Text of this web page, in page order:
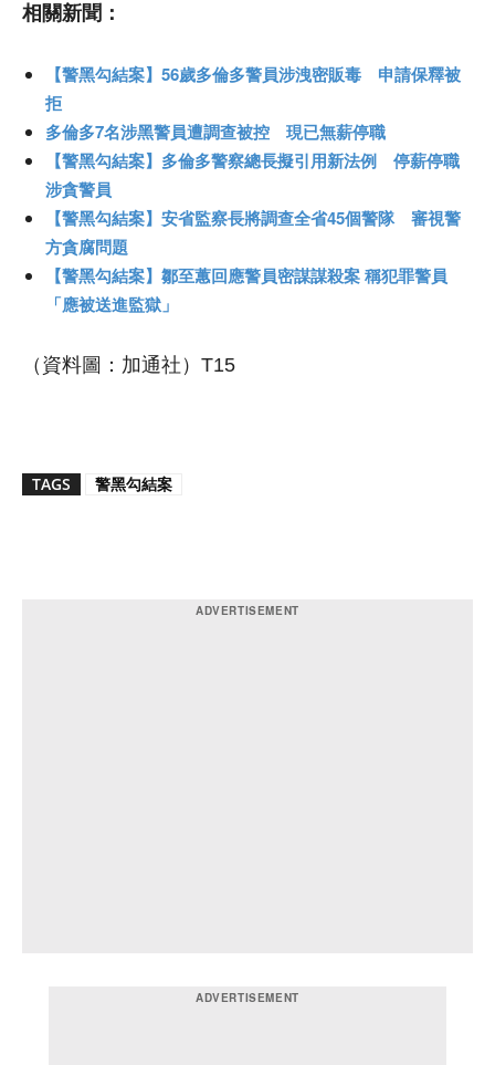
相關新聞：
【警黑勾結案】56歲多倫多警員涉洩密販毒 申請保釋被
拒
多倫多7名涉黑警員遭調查被控 現已無薪停職
【警黑勾結案】多倫多警察總長擬引用新法例 停薪停職
涉貪警員
【警黑勾結案】安省監察長將調查全省45個警隊 審視警
方貪腐問題
【警黑勾結案】鄒至蕙回應警員密謀謀殺案 稱犯罪警員
「應被送進監獄」
（資料圖：加通社）T15
TAGS 警黑勾結案